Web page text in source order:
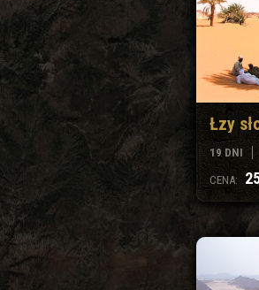
Łzy
19 DNI
CENA: